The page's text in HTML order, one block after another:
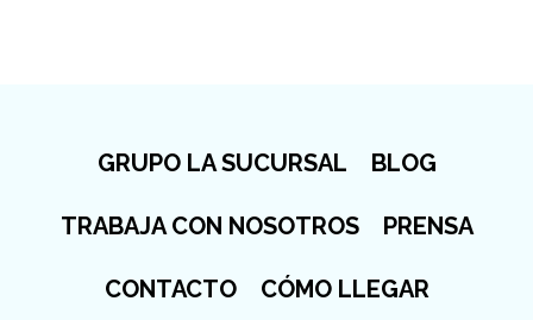
GRUPO LA SUCURSAL BLOG
TRABAJA CON NOSOTROS PRENSA
CONTACTO CÓMO LLEGAR